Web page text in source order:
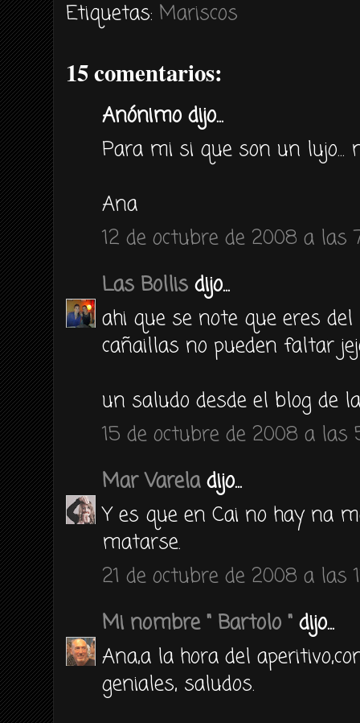
Etiquetas: Mariscos
15 comentarios:
Anónimo dijo...
Para mi si que son un lujo...
Ana
12 de octubre de 2008 a las
Las Bollis dijo...
ahi que se note que eres
cañaillas no pueden faltar
un saludo desde el blog de
15 de octubre de 2008 a las
Mar Vareladijo...
Y es que en Cai no hay na
matarse.
21 de octubre de 2008 a las
Mi nombre " Bartolo " dijo...
Ana,a la hora del
geniales, saludos.